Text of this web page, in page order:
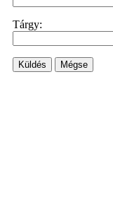
Tárgy:
Küldés Mégse